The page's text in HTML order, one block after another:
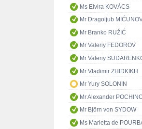
Ms Elvira KOVÁCS
Mr Dragoljub
Mr Branko RUŽIĆ
Mr Valeriy FEDOROV
Mr Valeriy
Mr Vladimir ZHIDKIKH
Mr Yury SOLONIN
Mr Alexander
Mr Björn von SYDOW
Ms Marietta de